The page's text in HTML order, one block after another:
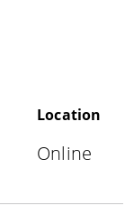
Location
Online